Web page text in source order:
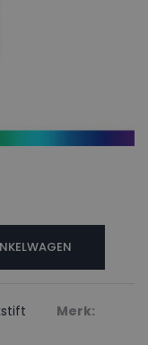
Merk: